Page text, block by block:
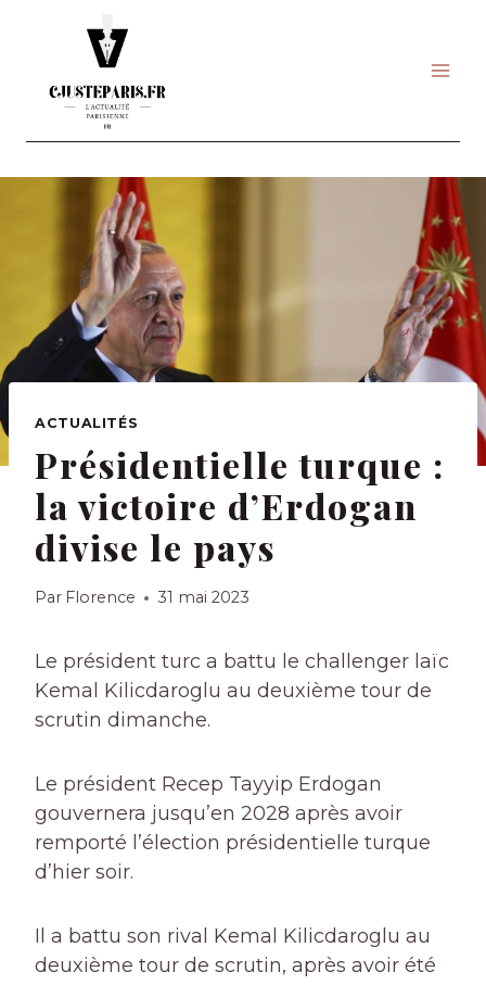
ACTUALITÉS
Présidentielle turque :
la victoire d’Erdogan
divise le pays
Par Florence 31 mai 2023
Le président turc a battu le challenger laïc
Kemal Kilicdaroglu au deuxième tour de
scrutin dimanche.
Le président Recep Tayyip Erdogan
gouvernera jusqu’en 2028 après avoir
remporté l’élection présidentielle turque
d’hier soir.
Il a battu son rival Kemal Kilicdaroglu au
deuxième tour de scrutin, après avoir été